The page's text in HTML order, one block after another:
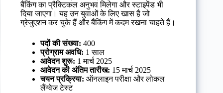
बैंकिंग का प्रैक्टिकल अनुभव मिलेगा और स्टाइपेंड भी
दिया जाएगा। यह उन युवाओं के लिए खास है जो
ग्रेजुएशन कर चुके हैं और बैंकिंग में कदम रखना चाहते हैं।
पदों की संख्या: 400
प्रोग्राम अवधि: 1 साल
आवेदन शुरू: 1 मार्च 2025
आवेदन की अंतिम तारीख: 15 मार्च 2025
चयन प्रक्रिया: ऑनलाइन परीक्षा और लोकल
लैंग्वेज टेस्ट